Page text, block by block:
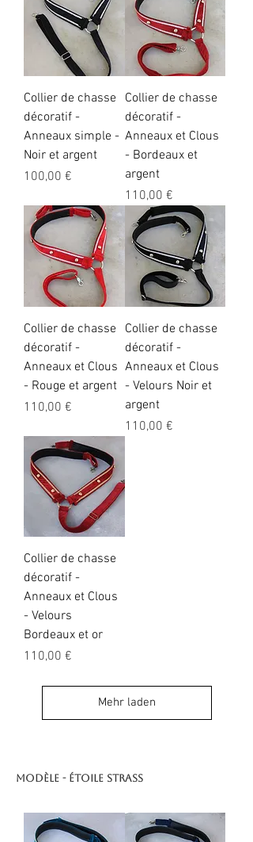
Collier de chasse
décoratif -
Anneaux simple -
Noir et argent
Preis
100,00 €
Collier de chasse
décoratif -
Anneaux et Clous
- Bordeaux et
argent
Preis
110,00 €
Collier de chasse
décoratif -
Anneaux et Clous
- Rouge et argent
Preis
110,00 €
Collier de chasse
décoratif -
Anneaux et Clous
- Velours Noir et
argent
Preis
110,00 €
Collier de chasse
décoratif -
Anneaux et Clous
- Velours
Bordeaux et or
Preis
110,00 €
Mehr laden
Modèle - étoile strass